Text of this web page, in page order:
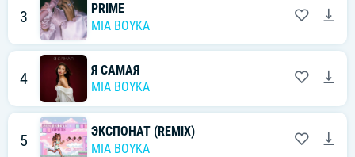
3
PRIME
MIA BOYKA
4
Я САМАЯ
MIA BOYKA
5
ЭКСПОНАТ (REMIX)
MIA BOYKA